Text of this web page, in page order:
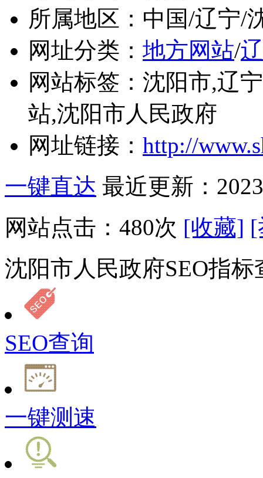
所属地区： 中国/辽宁/
网址分类： 地方网站/
网站标签： 沈阳市,辽
站,沈阳市人民政府
网址链接： http://
一键直达 最近更新：
网站点击： 480次 [收藏] [
沈阳市人民政府SEO指标
SEO查询
一键测速